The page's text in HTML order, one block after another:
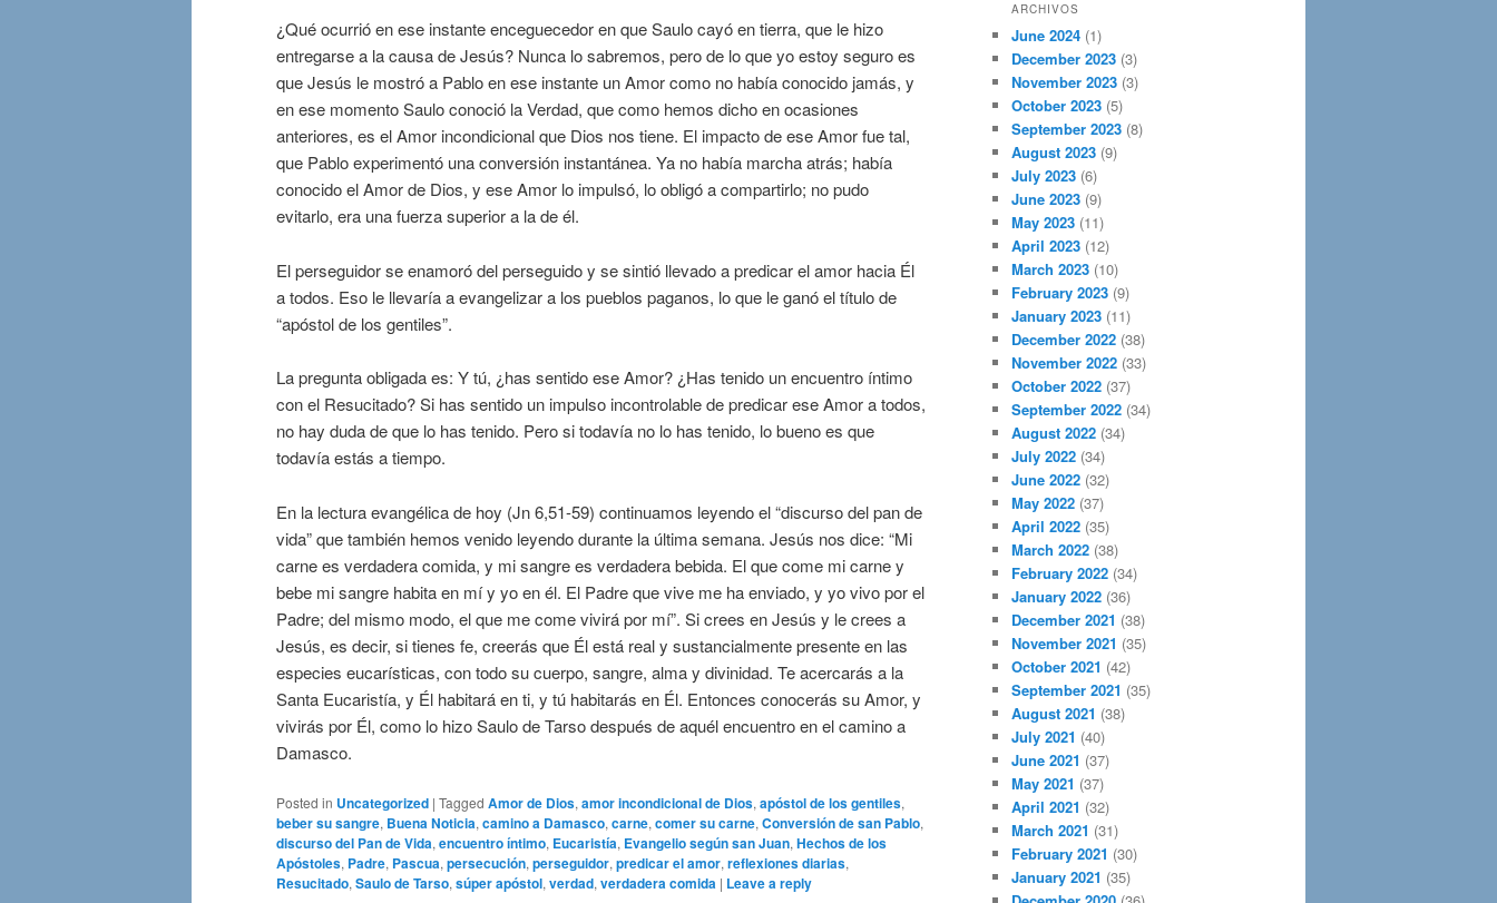
¿Qué ocurrió en ese instante enceguecedor en que Saulo cayó en tierra, que le hizo
entregarse a la causa de Jesús? Nunca lo sabremos, pero de lo que yo estoy seguro es
que Jesús le mostró a Pablo en ese instante un Amor como no había conocido jamás, y
en ese momento Saulo conoció la Verdad, que como hemos dicho en ocasiones
anteriores, es el Amor incondicional que Dios nos tiene. El impacto de ese Amor fue tal,
que Pablo experimentó una conversión instantánea. Ya no había marcha atrás; había
conocido el Amor de Dios, y ese Amor lo impulsó, lo obligó a compartirlo; no pudo
evitarlo, era una fuerza superior a la de él.
El perseguidor se enamoró del perseguido y se sintió llevado a predicar el amor hacia Él
a todos. Eso le llevaría a evangelizar a los pueblos paganos, lo que le ganó el título de
“apóstol de los gentiles”.
La pregunta obligada es: Y tú, ¿has sentido ese Amor? ¿Has tenido un encuentro íntimo
con el Resucitado? Si has sentido un impulso incontrolable de predicar ese Amor a todos,
no hay duda de que lo has tenido. Pero si todavía no lo has tenido, lo bueno es que
todavía estás a tiempo.
En la lectura evangélica de hoy (Jn 6,51-59) continuamos leyendo el “discurso del pan de
vida” que también hemos venido leyendo durante la última semana. Jesús nos dice: “Mi
carne es verdadera comida, y mi sangre es verdadera bebida. El que come mi carne y
bebe mi sangre habita en mí y yo en él. El Padre que vive me ha enviado, y yo vivo por el
Padre; del mismo modo, el que me come vivirá por mí”. Si crees en Jesús y le crees a
Jesús, es decir, si tienes fe, creerás que Él está real y sustancialmente presente en las
especies eucarísticas, con todo su cuerpo, sangre, alma y divinidad. Te acercarás a la
Santa Eucaristía, y Él habitará en ti, y tú habitarás en Él. Entonces conocerás su Amor, y
vivirás por Él, como lo hizo Saulo de Tarso después de aquél encuentro en el camino a
Damasco.
Posted in Uncategorized | Tagged Amor de Dios, amor incondicional de Dios, apóstol de los gentiles,
beber su sangre, Buena Noticia, camino a Damasco, carne, comer su carne, Conversión de san Pablo,
discurso del Pan de Vida, encuentro íntimo, Eucaristía, Evangelio según san Juan, Hechos de los
Apóstoles, Padre, Pascua, persecución, perseguidor, predicar el amor, reflexiones diarias,
Resucitado, Saulo de Tarso, súper apóstol, verdad, verdadera comida | Leave a reply
ARCHIVOS
June 2024 (1)
December 2023 (3)
November 2023 (3)
October 2023 (5)
September 2023 (8)
August 2023 (9)
July 2023 (6)
June 2023 (9)
May 2023 (11)
April 2023 (12)
March 2023 (10)
February 2023 (9)
January 2023 (11)
December 2022 (38)
November 2022 (33)
October 2022 (37)
September 2022 (34)
August 2022 (34)
July 2022 (34)
June 2022 (32)
May 2022 (37)
April 2022 (35)
March 2022 (38)
February 2022 (34)
January 2022 (36)
December 2021 (38)
November 2021 (35)
October 2021 (42)
September 2021 (35)
August 2021 (38)
July 2021 (40)
June 2021 (37)
May 2021 (37)
April 2021 (32)
March 2021 (31)
February 2021 (30)
January 2021 (35)